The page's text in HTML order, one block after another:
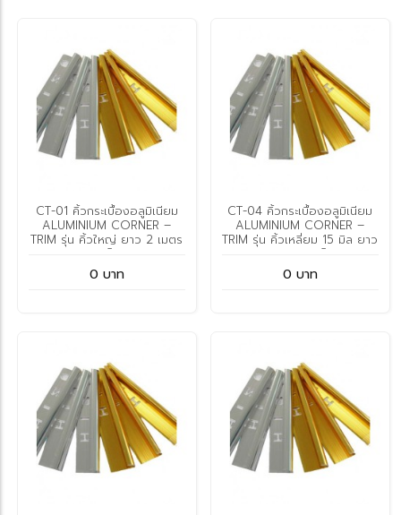
CT-01 คิ้วกระเบื้องอลูมิเนียม
ALUMINIUM CORNER –
TRIM รุ่น คิ้วใหญ่ ยาว 2 เมตร
ตราท็อป
0 บาท
CT-04 คิ้วกระเบื้องอลูมิเนียม
ALUMINIUM CORNER –
TRIM รุ่น คิ้วเหลี่ยม 15 มิล ยาว
2 เมตร ตราท็อป
0 บาท